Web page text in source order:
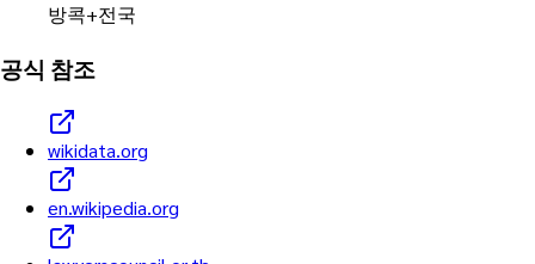
방콕+전국
공식 참조
wikidata.org
en.wikipedia.org